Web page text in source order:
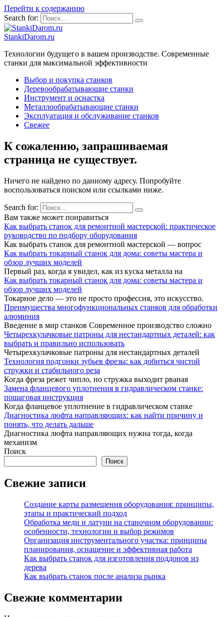
Перейти к содержанию
Search for:
StankiDarom.ru
Технологии будущего в вашем производстве. Современные
станки для максимальной эффективности
Выбор и покупка станков
Деревообрабатывающие станки
Инструмент и оснастка
Металлообрабатывающие станки
Эксплуатация и обслуживание станков
Свежее
К сожалению, запрашиваемая
страница не существует.
Ничего не найдено по данному адресу. Попробуйте
воспользоваться поиском или ссылками ниже.
Search for:
Вам также может понравиться
Как выбрать станок для ремонтной мастерской: практическое
руководство по подбору оборудования
Как выбрать станок для ремонтной мастерской — вопрос
Как выбрать токарный станок для дома: советы мастера и
обзор лучших моделей
Первый раз, когда я увидел, как из куска металла на
Как выбрать токарный станок для дома: советы мастера и
обзор лучших моделей
Токарное дело — это не просто профессия, это искусство.
Преимущества многофункциональных станков для обработки
алюминия
Введение в мир станков Современное производство сложно
Четырехкулачковые патроны для нестандартных деталей: как
выбрать и правильно использовать
Четырехкулачковые патроны для нестандартных деталей
Технология подгонки зубьев фрезы: как добиться чистой
стружки и стабильного реза
Когда фреза режет чипло, но стружка выходит рваная
Замена фланцевого уплотнения в гидравлическом станке:
пошаговая инструкция
Когда фланцевое уплотнение в гидравлическом станке
Диагностика люфта направляющих: как найти причину и
понять, что делать дальше
Диагностика люфта направляющих нужна тогда, когда
механизм
Поиск
Поиск
Свежие записи
Создание карты размещения оборудования: принципы,
этапы и практический подход
Обработка меди и латуни на станочном оборудовании:
особенности, технологии и выбор режимов
Организация инструментального участка: принципы
планирования, оснащение и эффективная работа
Как выбрать станок для изготовления поддонов из
дерева
Как выбрать станок после анализа рынка
Свежие комментарии